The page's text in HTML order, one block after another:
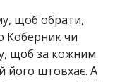
щоб обрати,
Коберник чи
щоб за кожним
його штовхає. А